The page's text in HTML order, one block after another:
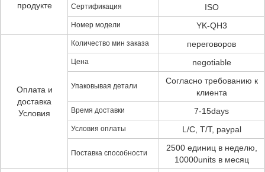
продукте
Сертификация ISO
Номер модели YK-QH3
Оплата и
доставка
Условия
Количество мин заказа переговоров
Цена negotiable
Упаковывая детали
Согласно требованию к
клиента
Время доставки 7-15days
Условия оплаты L/C, T/T, paypal
Поставка способности
2500 единиц в неделю,
10000units в месяц